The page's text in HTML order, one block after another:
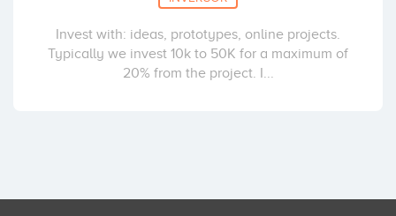
Invest with: ideas, prototypes, online projects.
Typically we invest 10k to 50K for a maximum of
20% from the project. I...